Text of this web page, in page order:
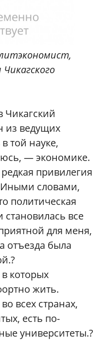
Чикагский
из ведущих
той науке,
— экономике.
привилегия
словами,
политическая
становилась все
для меня,
отъезда была
которых
жить.
всех странах,
есть по-
университеты.?